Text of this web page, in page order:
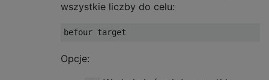
wszystkie liczby do celu:
Opcje: